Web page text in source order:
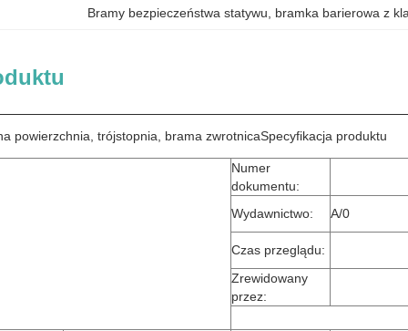
Bramy bezpieczeństwa statywu bramka barierowa z
powierzchnia, trójstopnia, brama zwrotnicaSpecyfikacja produktu
Numer
dokumentu:
Wydawnictwo:
A/0
Czas przeglądu:
Zrewidowany
przez: